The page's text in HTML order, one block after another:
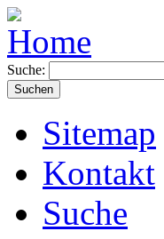
Suche:
Sitemap
Kontakt
Suche